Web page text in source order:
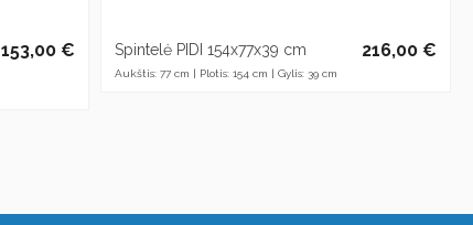
153,00 € Spintelė PIDI 154x77x39 cm
Aukštis: 77 cm | Plotis: 154 cm | Gylis: 39 cm
216,00 €